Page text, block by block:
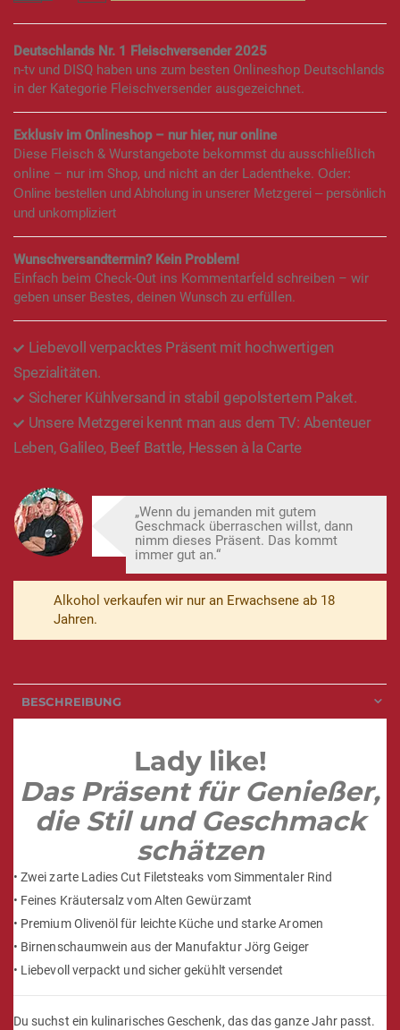
Deutschlands Nr. 1 Fleischversender 2025
n-tv und DISQ haben uns zum besten Onlineshop Deutschlands
in der Kategorie Fleischversender ausgezeichnet.
Exklusiv im Onlineshop – nur hier, nur online
Diese Fleisch & Wurstangebote bekommst du ausschließlich
online – nur im Shop, und nicht an der Ladentheke. Oder:
Online bestellen und Abholung in unserer Metzgerei – persönlich
und unkompliziert
Wunschversandtermin? Kein Problem!
Einfach beim Check-Out ins Kommentarfeld schreiben – wir
geben unser Bestes, deinen Wunsch zu erfüllen.
Liebevoll verpacktes Präsent mit hochwertigen
Spezialitäten.
Sicherer Kühlversand in stabil gepolstertem Paket.
Unsere Metzgerei kennt man aus dem TV: Abenteuer
Leben, Galileo, Beef Battle, Hessen à la Carte
„Wenn du jemanden mit gutem
Geschmack überraschen willst, dann
nimm dieses Präsent. Das kommt
immer gut an.“
Alkohol verkaufen wir nur an Erwachsene ab 18
Jahren.
BESCHREIBUNG
Lady like!
Das Präsent für Genießer,
die Stil und Geschmack
schätzen
• Zwei zarte Ladies Cut Filetsteaks vom Simmentaler Rind
• Feines Kräutersalz vom Alten Gewürzamt
• Premium Olivenöl für leichte Küche und starke Aromen
• Birnenschaumwein aus der Manufaktur Jörg Geiger
• Liebevoll verpackt und sicher gekühlt versendet
Du suchst ein kulinarisches Geschenk, das das ganze Jahr passt.